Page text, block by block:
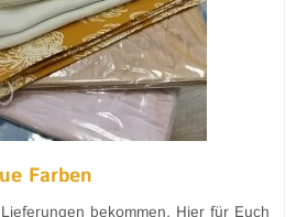
Farben